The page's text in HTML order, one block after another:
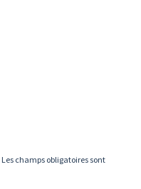
Les champs obligatoires sont